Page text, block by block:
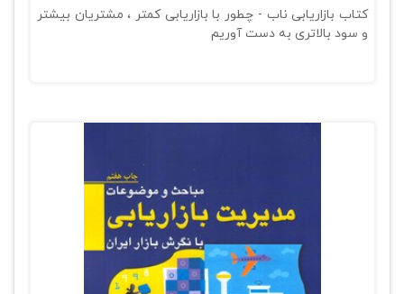
کتاب بازاریابی ناب - چطور با بازاریابی کمتر ، مشتریان بیشتر
و سود بالاتری به دست آوریم